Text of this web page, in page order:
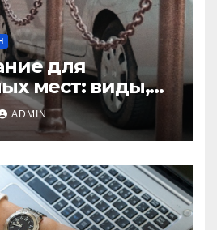
для
мест: виды,
нормы
ADMIN